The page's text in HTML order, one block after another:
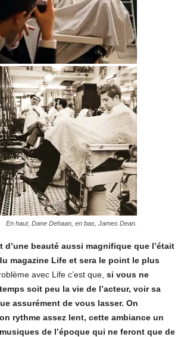
En haut, Dane Dehaan, en bas, James Dean.
d’une beauté aussi magnifique que l’était
magazine Life et sera le point le plus
avec Life c’est que, si vous ne
soit peu la vie de l’acteur, voir sa
assurément de vous lasser. On
rythme assez lent, cette ambiance un
de l’époque qui ne feront que de